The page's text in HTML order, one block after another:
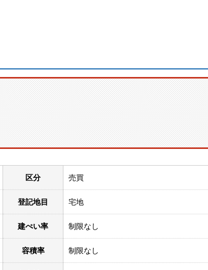
区分 売買
登記地目 宅地
建ぺい率 制限なし
容積率 制限なし